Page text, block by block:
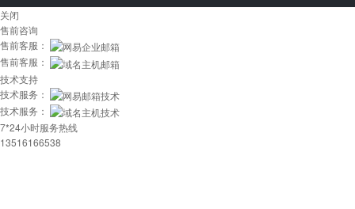
关闭
售前咨询
售前客服：
售前客服：
技术支持
技术服务：
技术服务：
7*24小时服务热线
13516166538